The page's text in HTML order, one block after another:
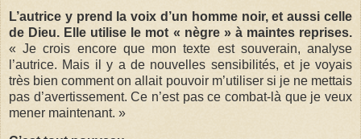
L’autrice y prend la voix d’un homme noir, et aussi celle
de Dieu. Elle utilise le mot « nègre » à maintes reprises.
« Je crois encore que mon texte est souverain, analyse
l’autrice. Mais il y a de nouvelles sensibilités, et je voyais
très bien comment on allait pouvoir m’utiliser si je ne mettais
pas d’avertissement. Ce n’est pas ce combat-là que je veux
mener maintenant. »